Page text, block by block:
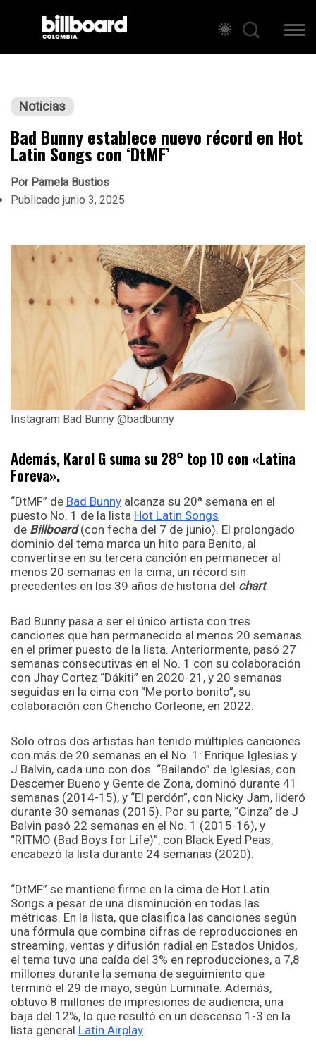
Noticias
Bad Bunny establece nuevo récord en Hot
Latin Songs con ‘DtMF’
PorPamela Bustios
Publicado junio 3, 2025
Instagram Bad Bunny @badbunny
Además, Karol G suma su 28° top 10 con «Latina
Foreva».
“DtMF” de Bad Bunny alcanza su 20ª semana en el
puesto No. 1 de la lista Hot Latin Songs
de Billboard(con fecha del 7 de junio). El prolongado
dominio del tema marca un hito para Benito, al
convertirse en su tercera canción en permanecer al
menos 20 semanas en la cima, un récord sin
precedentes en los 39 años de historia del chart.
Bad Bunny pasa a ser el único artista con tres
canciones que han permanecido al menos 20 semanas
en el primer puesto de la lista. Anteriormente, pasó 27
semanas consecutivas en el No. 1 con su colaboración
con Jhay Cortez “Dákiti” en 2020-21, y 20 semanas
seguidas en la cima con “Me porto bonito”, su
colaboración con Chencho Corleone, en 2022.
Solo otros dos artistas han tenido múltiples canciones
con más de 20 semanas en el No. 1: Enrique Iglesias y
J Balvin, cada uno con dos. “Bailando” de Iglesias, con
Descemer Bueno y Gente de Zona, dominó durante 41
semanas (2014-15), y “El perdón”, con Nicky Jam, lideró
durante 30 semanas (2015). Por su parte, “Ginza” de J
Balvin pasó 22 semanas en el No. 1 (2015-16), y
“RITMO (Bad Boys for Life)”, con Black Eyed Peas,
encabezó la lista durante 24 semanas (2020).
“DtMF” se mantiene firme en la cima de Hot Latin
Songs a pesar de una disminución en todas las
métricas. En la lista, que clasifica las canciones según
una fórmula que combina cifras de reproducciones en
streaming, ventas y difusión radial en Estados Unidos,
el tema tuvo una caída del 3% en reproducciones, a 7,8
millones durante la semana de seguimiento que
terminó el 29 de mayo, según Luminate. Además,
obtuvo 8 millones de impresiones de audiencia, una
baja del 12%, lo que resultó en un descenso 1-3 en la
lista general Latin Airplay.